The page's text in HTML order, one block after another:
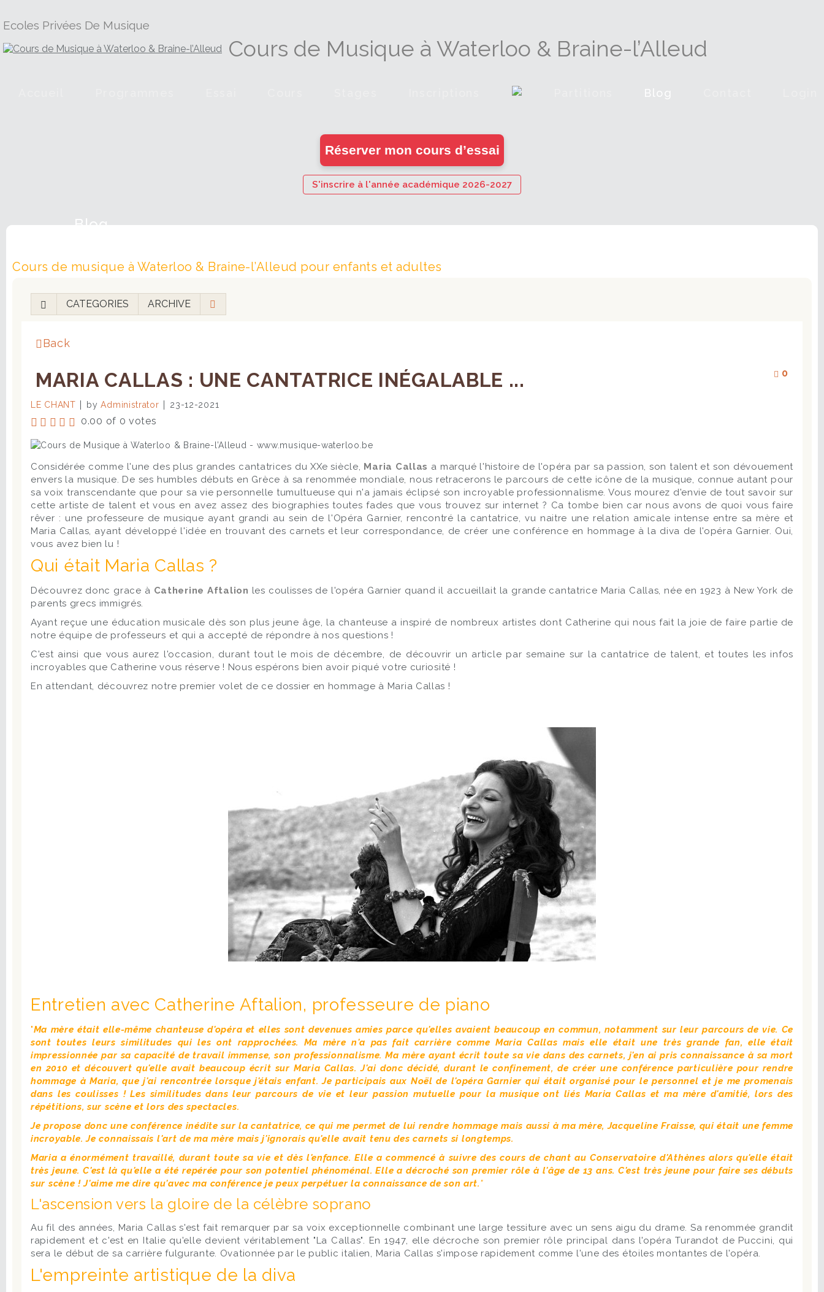
Ecoles Privées De Musique
Cours de Musique à Waterloo & Braine-l’Alleud
Blog
Réserver mon cours d’essai
S'inscrire à l'année académique 2026-2027
Blog
Cours de musique à Waterloo & Braine-l’Alleud pour enfants et adultes
CATEGORIES ARCHIVE
Back
0
MARIA CALLAS : UNE CANTATRICE INÉGALABLE ...
LE CHANT byAdministrator 23-12-2021
0.00 of 0 votes
Considérée comme l'une des plus grandes cantatrices du XXe siècle, Maria Callas a marqué l'histoire de l'opéra par sa passion, son talent et son dévouement
envers la musique. De ses humbles débuts en Grèce à sa renommée mondiale, nous retracerons le parcours de cette icône de la musique, connue autant pour
sa voix transcendante que pour sa vie personnelle tumultueuse qui n'a jamais éclipsé son incroyable professionnalisme. Vous mourez d'envie de tout savoir sur
cette artiste de talent et vous en avez assez des biographies toutes fades que vous trouvez sur internet ? Ca tombe bien car nous avons de quoi vous faire
rêver : une professeure de musique ayant grandi au sein de l'Opéra Garnier, rencontré la cantatrice, vu naitre une relation amicale intense entre sa mère et
Maria Callas, ayant développé l'idée en trouvant des carnets et leur correspondance, de créer une conférence en hommage à la diva de l'opéra Garnier. Oui,
vous avez bien lu !
Qui était Maria Callas ?
Découvrez donc grace à Catherine Aftalion les coulisses de l'opéra Garnier quand il accueillait la grande cantatrice Maria Callas, née en 1923 à New York de
parents grecs immigrés.
Ayant reçue une éducation musicale dès son plus jeune âge, la chanteuse a inspiré de nombreux artistes dont Catherine qui nous fait la joie de faire partie de
notre équipe de professeurs et qui a accepté de répondre à nos questions !
C'est ainsi que vous aurez l'occasion, durant tout le mois de décembre, de découvrir un article par semaine sur la cantatrice de talent, et toutes les infos
incroyables que Catherine vous réserve ! Nous espérons bien avoir piqué votre curiosité !
En attendant, découvrez notre premier volet de ce dossier en hommage à Maria Callas !
Entretien avec Catherine Aftalion, professeure de piano
"Ma mère était elle-même chanteuse d'opéra et elles sont devenues amies parce qu'elles avaient beaucoup en commun, notamment sur leur parcours de vie. Ce
sont toutes leurs similitudes qui les ont rapprochées. Ma mère n'a pas fait carrière comme Maria Callas mais elle était une très grande fan, elle était
impressionnée par sa capacité de travail immense, son professionnalisme. Ma mère ayant écrit toute sa vie dans des carnets, j'en ai pris connaissance à sa mort
en 2010 et découvert qu'elle avait beaucoup écrit sur Maria Callas. J'ai donc décidé, durant le confinement, de créer une conférence particulière pour rendre
hommage à Maria, que j'ai rencontrée lorsque j'étais enfant. Je participais aux Noël de l'opéra Garnier qui était organisé pour le personnel et je me promenais
dans les coulisses ! Les similitudes dans leur parcours de vie et leur passion mutuelle pour la musique ont liés Maria Callas et ma mère d'amitié, lors des
répétitions, sur scène et lors des spectacles.
Je propose donc une conférence inédite sur la cantatrice, ce qui me permet de lui rendre hommage mais aussi à ma mère, Jacqueline Fraisse, qui était une femme
incroyable. Je connaissais l'art de ma mère mais j'ignorais qu'elle avait tenu des carnets si longtemps.
Maria a énormément travaillé, durant toute sa vie et dès l'enfance. Elle a commencé à suivre des cours de chant au Conservatoire d'Athènes alors qu'elle était
très jeune. C'est là qu'elle a été repérée pour son potentiel phénoménal. Elle a décroché son premier rôle à l'âge de 13 ans. C'est très jeune pour faire ses débuts
sur scène ! J'aime me dire qu'avec ma conférence je peux perpétuer la connaissance de son art."
L'ascension vers la gloire de la célèbre soprano
Au fil des années, Maria Callas s'est fait remarquer par sa voix exceptionnelle combinant une large tessiture avec un sens aigu du drame. Sa renommée grandit
rapidement et c'est en Italie qu'elle devient véritablement "La Callas". En 1947, elle décroche son premier rôle principal dans l'opéra Turandot de Puccini, qui
sera le début de sa carrière fulgurante. Ovationnée par le public italien, Maria Callas s'impose rapidement comme l'une des étoiles montantes de l'opéra.
L'empreinte artistique de la diva